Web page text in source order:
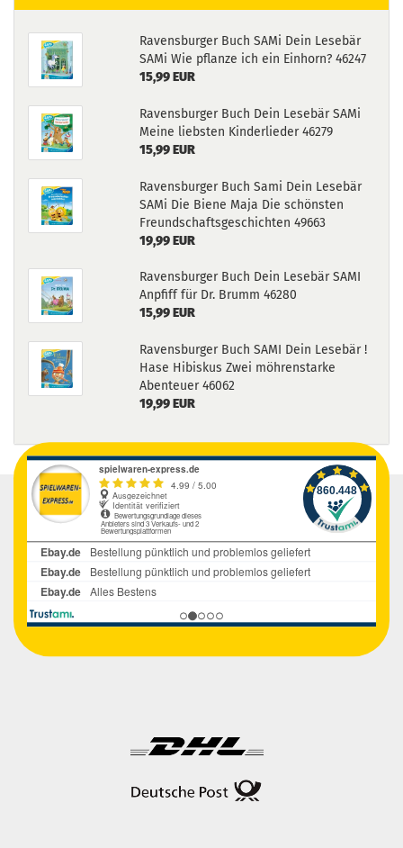
Ravensburger Buch SAMi Dein Lesebär
SAMi Wie pflanze ich ein Einhorn? 46247
15,99 EUR
Ravensburger Buch Dein Lesebär SAMi
Meine liebsten Kinderlieder 46279
15,99 EUR
Ravensburger Buch Sami Dein Lesebär
SAMi Die Biene Maja Die schönsten
Freundschaftsgeschichten 49663
19,99 EUR
Ravensburger Buch Dein Lesebär SAMI
Anpfiff für Dr. Brumm 46280
15,99 EUR
Ravensburger Buch SAMI Dein Lesebär !
Hase Hibiskus Zwei möhrenstarke
Abenteuer 46062
19,99 EUR